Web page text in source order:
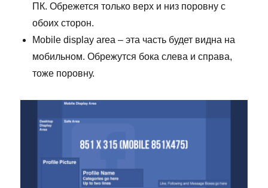
ПК. Обрежется только верх и низ поровну с
обоих сторон.
Mobile display area – эта часть будет видна на
мобильном. Обрежутся бока слева и справа,
тоже поровну.